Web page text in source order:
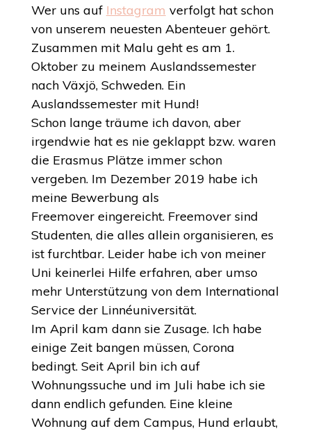
Wer uns auf Instagram verfolgt hat schon
von unserem neuesten Abenteuer gehört.
Zusammen mit Malu geht es am 1.
Oktober zu meinem Auslandssemester
nach Växjö, Schweden. Ein
Auslandssemester mit Hund!
Schon lange träume ich davon, aber
irgendwie hat es nie geklappt bzw. waren
die Erasmus Plätze immer schon
vergeben. Im Dezember 2019 habe ich
meine Bewerbung als
Freemover eingereicht. Freemover sind
Studenten, die alles allein organisieren, es
ist furchtbar. Leider habe ich von meiner
Uni keinerlei Hilfe erfahren, aber umso
mehr Unterstützung von dem International
Service der Linnéuniversität.
Im April kam dann sie Zusage. Ich habe
einige Zeit bangen müssen, Corona
bedingt. Seit April bin ich auf
Wohnungssuche und im Juli habe ich sie
dann endlich gefunden. Eine kleine
Wohnung auf dem Campus, Hund erlaubt,